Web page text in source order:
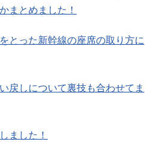
まとめました！
とった新幹線の座席の取り方に
戻しについて裏技も合わせてま
ました！